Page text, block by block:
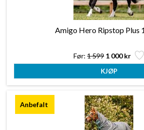
Amigo Hero Ripstop Plus
Før: 1 599 1 000 kr